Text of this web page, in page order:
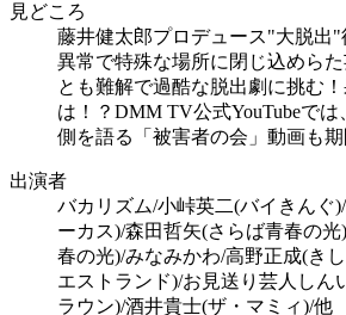
見どころ
藤井健太郎プロデュース"大脱出"
異常で特殊な場所に閉じ込めら
とも難解で過酷な脱出劇に挑む
は！？DMM TV公式YouTubeで
側を語る「被害者の会」動画も期
出演者
バカリズム/小峠英二(バイきんぐ
ーカス)/森田哲矢(さらば青春の
春の光)/みなみかわ/高野正成(き
エストランド)/お見送り芸人しん
ラウン)/酒井貴士(ザ・マミィ)/他